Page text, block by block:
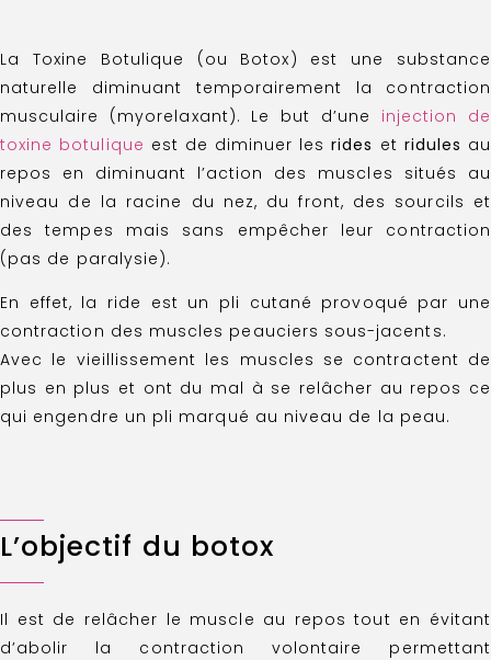
La Toxine Botulique (ou Botox) est une substance
naturelle diminuant temporairement la contraction
musculaire (myorelaxant). Le but d’une injection de
toxine botulique est de diminuer lesrides et ridules au
repos en diminuant l’action des muscles situés au
niveau de la racine du nez, du front, des sourcils et
des tempes mais sans empêcher leur contraction
(pas de paralysie).
En effet, la ride est un pli cutané provoqué par une
contraction des muscles peauciers sous-jacents.
Avec le vieillissement les muscles se contractent de
plus en plus et ont du mal à se relâcher au repos ce
qui engendre un pli marqué au niveau de la peau.
L’objectif du botox
Il est de relâcher le muscle au repos tout en évitant
d’abolir la contraction volontaire permettant